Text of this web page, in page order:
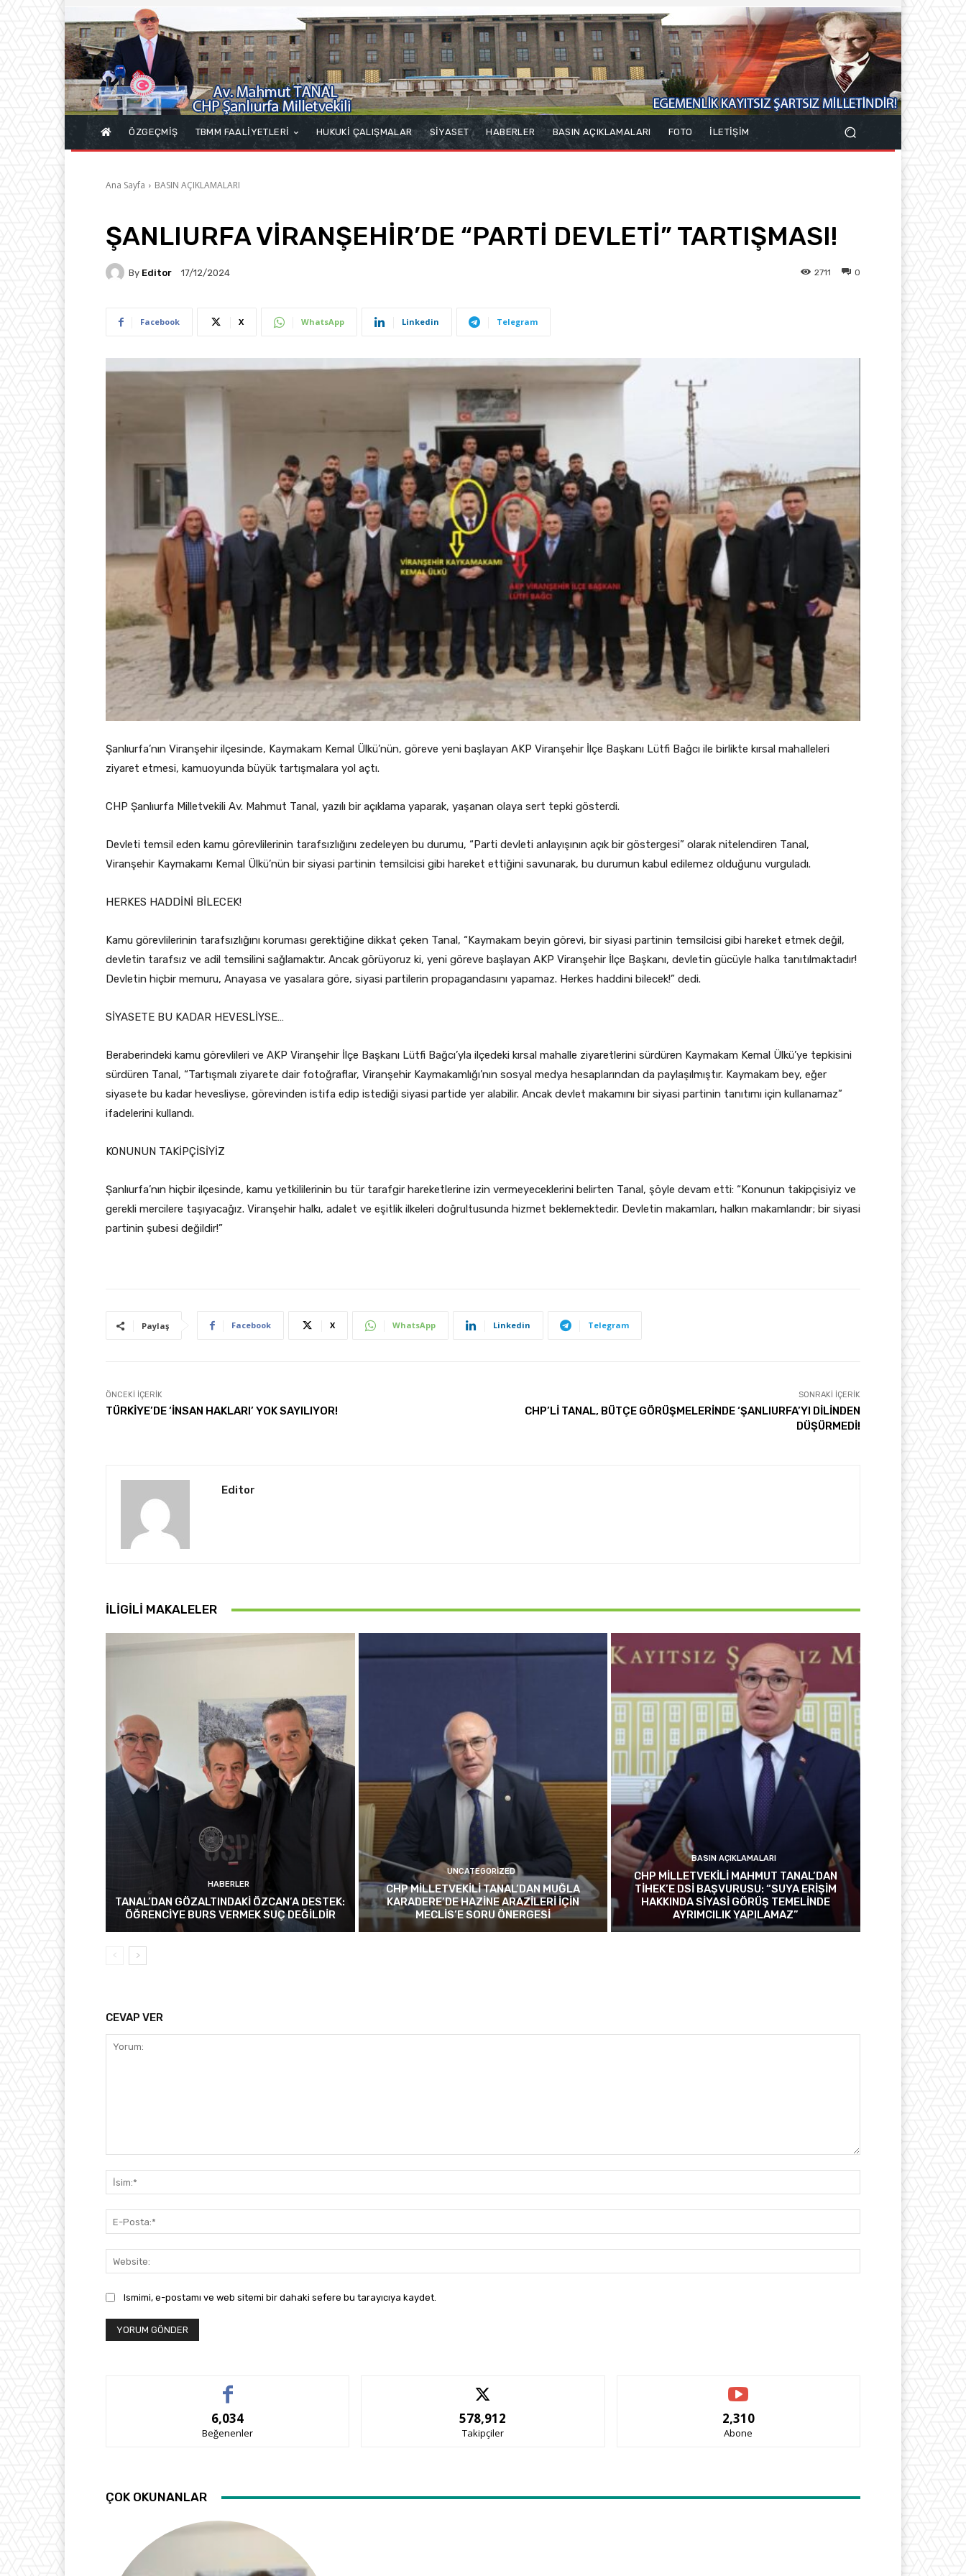
ÖZGEÇMİŞ TBMM FAALİYETLERİ HUKUKİ ÇALIŞMALAR SİYASET HABERLER BASIN AÇIKLAMALARI FOTO İLETİŞİM
Ana Sayfa BASIN AÇIKLAMALARI
ŞANLIURFA VİRANŞEHİR’DE “PARTİ DEVLETİ” TARTIŞMASI!
By Editor 17/12/2024 0
2711
Facebook X WhatsApp Linkedin Telegram
Şanlıurfa’nın Viranşehir ilçesinde, Kaymakam Kemal Ülkü’nün, göreve yeni başlayan AKP Viranşehir İlçe Başkanı Lütfi Bağcı ile birlikte kırsal mahalleleri
ziyaret etmesi, kamuoyunda büyük tartışmalara yol açtı.
CHP Şanlıurfa Milletvekili Av. Mahmut Tanal, yazılı bir açıklama yaparak, yaşanan olaya sert tepki gösterdi.
Devleti temsil eden kamu görevlilerinin tarafsızlığını zedeleyen bu durumu, “Parti devleti anlayışının açık bir göstergesi” olarak nitelendiren Tanal,
Viranşehir Kaymakamı Kemal Ülkü’nün bir siyasi partinin temsilcisi gibi hareket ettiğini savunarak, bu durumun kabul edilemez olduğunu vurguladı.
HERKES HADDİNİ BİLECEK!
Kamu görevlilerinin tarafsızlığını koruması gerektiğine dikkat çeken Tanal, “Kaymakam beyin görevi, bir siyasi partinin temsilcisi gibi hareket etmek değil,
devletin tarafsız ve adil temsilini sağlamaktır. Ancak görüyoruz ki, yeni göreve başlayan AKP Viranşehir İlçe Başkanı, devletin gücüyle halka tanıtılmaktadır!
Devletin hiçbir memuru, Anayasa ve yasalara göre, siyasi partilerin propagandasını yapamaz. Herkes haddini bilecek!” dedi.
SİYASETE BU KADAR HEVESLİYSE…
Beraberindeki kamu görevlileri ve AKP Viranşehir İlçe Başkanı Lütfi Bağcı’yla ilçedeki kırsal mahalle ziyaretlerini sürdüren Kaymakam Kemal Ülkü’ye tepkisini
sürdüren Tanal, “Tartışmalı ziyarete dair fotoğraflar, Viranşehir Kaymakamlığı’nın sosyal medya hesaplarından da paylaşılmıştır. Kaymakam bey, eğer
siyasete bu kadar hevesliyse, görevinden istifa edip istediği siyasi partide yer alabilir. Ancak devlet makamını bir siyasi partinin tanıtımı için kullanamaz”
ifadelerini kullandı.
KONUNUN TAKİPÇİSİYİZ
Şanlıurfa’nın hiçbir ilçesinde, kamu yetkililerinin bu tür tarafgir hareketlerine izin vermeyeceklerini belirten Tanal, şöyle devam etti: “Konunun takipçisiyiz ve
gerekli mercilere taşıyacağız. Viranşehir halkı, adalet ve eşitlik ilkeleri doğrultusunda hizmet beklemektedir. Devletin makamları, halkın makamlarıdır; bir siyasi
partinin şubesi değildir!”
Paylaş Facebook X WhatsApp Linkedin Telegram
ÖNCEKI İÇERIK
TÜRKİYE’DE ‘İNSAN HAKLARI’ YOK SAYILIYOR!
SONRAKI İÇERIK
CHP’Lİ TANAL, BÜTÇE GÖRÜŞMELERİNDE ‘ŞANLIURFA’YI DİLİNDEN
DÜŞÜRMEDİ!
Editor
İLIGILI MAKALELER
HABERLER
TANAL’DAN GÖZALTINDAKİ ÖZCAN’A DESTEK:
ÖĞRENCİYE BURS VERMEK SUÇ DEĞİLDİR
UNCATEGORIZED
CHP MİLLETVEKİLİ TANAL’DAN MUĞLA
KARADERE’DE HAZİNE ARAZİLERİ İÇİN
MECLİS’E SORU ÖNERGESİ
BASIN AÇIKLAMALARI
CHP MİLLETVEKİLİ MAHMUT TANAL’DAN
TİHEK’E DSİ BAŞVURUSU: “SUYA ERİŞİM
HAKKINDA SİYASİ GÖRÜŞ TEMELİNDE
AYRIMCILIK YAPILAMAZ”
CEVAP VER
Posta:*
Ismimi, e-postamı ve web sitemi bir dahaki sefere bu tarayıcıya kaydet.
6,034
Beğenenler
578,912
Takipçiler
2,310
Abone
ÇOK OKUNANLAR